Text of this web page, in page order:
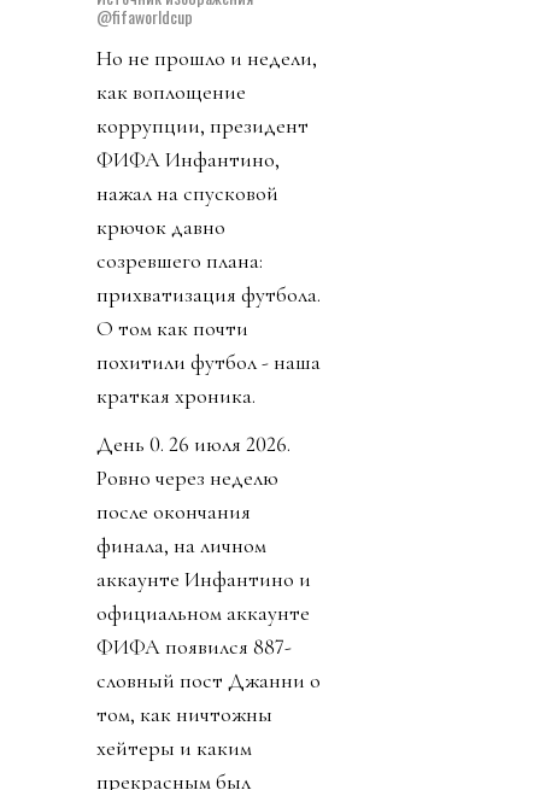
@fifaworldcup
Но не прошло и недели,
как воплощение
коррупции, президент
ФИФА Инфантино,
нажал на спусковой
крючок давно
созревшего плана:
прихватизация футбола.
О том как почти
похитили футбол - наша
краткая хроника.
День 0. 26 июля 2026.
Ровно через неделю
после окончания
финала, на личном
аккаунте Инфантино и
официальном аккаунте
ФИФА появился 887-
словный пост Джанни о
том, как ничтожны
хейтеры и каким
прекрасным был